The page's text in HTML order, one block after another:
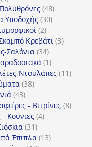
προϊόντα
4848
προϊόντα
Υποδοχής 3030
22
προϊόντα
Κρεβάτι 33
Σαλόνια 3434
προϊόντα
11
προϊόν
Ντουλάπες 1111
3838
4343
προϊόντα
- Βιτρίνες 88
Κούνιες 44
3131
προϊόντα
Έπιπλα 1313